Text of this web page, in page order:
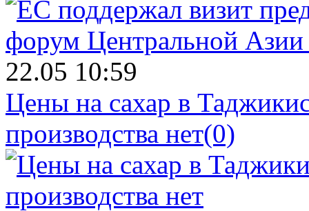
22.05 10:59
Цены на сахар в
производства нет(0)